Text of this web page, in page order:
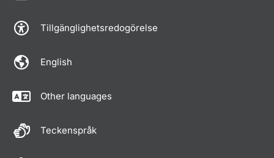
Tillgänglighetsredogörelse
English
Other languages
Teckenspråk